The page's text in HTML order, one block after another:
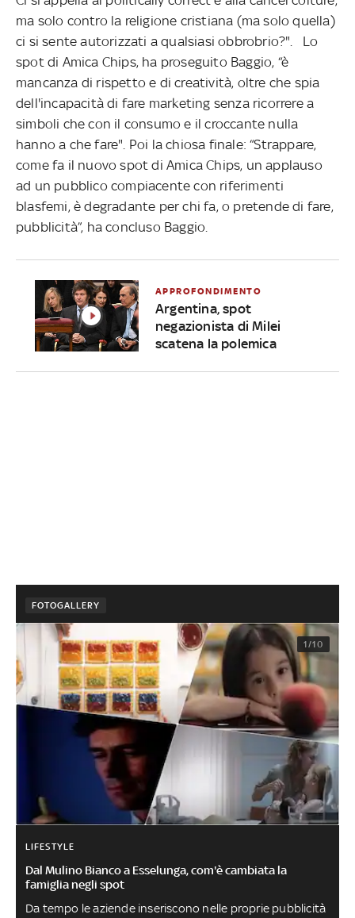
ma solo contro la religione cristiana (ma solo quella)
ci si sente autorizzati a qualsiasi obbrobrio?". Lo
spot di Amica Chips, ha proseguito Baggio, “è
mancanza di rispetto e di creatività, oltre che spia
dell'incapacità di fare marketing senza ricorrere a
simboli che con il consumo e il croccante nulla
hanno a che fare". Poi la chiosa finale: “Strappare,
come fa il nuovo spot di Amica Chips, un applauso
ad un pubblico compiacente con riferimenti
blasfemi, è degradante per chi fa, o pretende di fare,
pubblicità”, ha concluso Baggio.
APPROFONDIMENTO
Argentina, spot
negazionista di Milei
scatena la polemica
FOTOGALLERY
1/10
LIFESTYLE
Dal Mulino Bianco a Esselunga, com'è cambiata la
famiglia negli spot
Da tempo le aziende inseriscono nelle proprie pubblicità